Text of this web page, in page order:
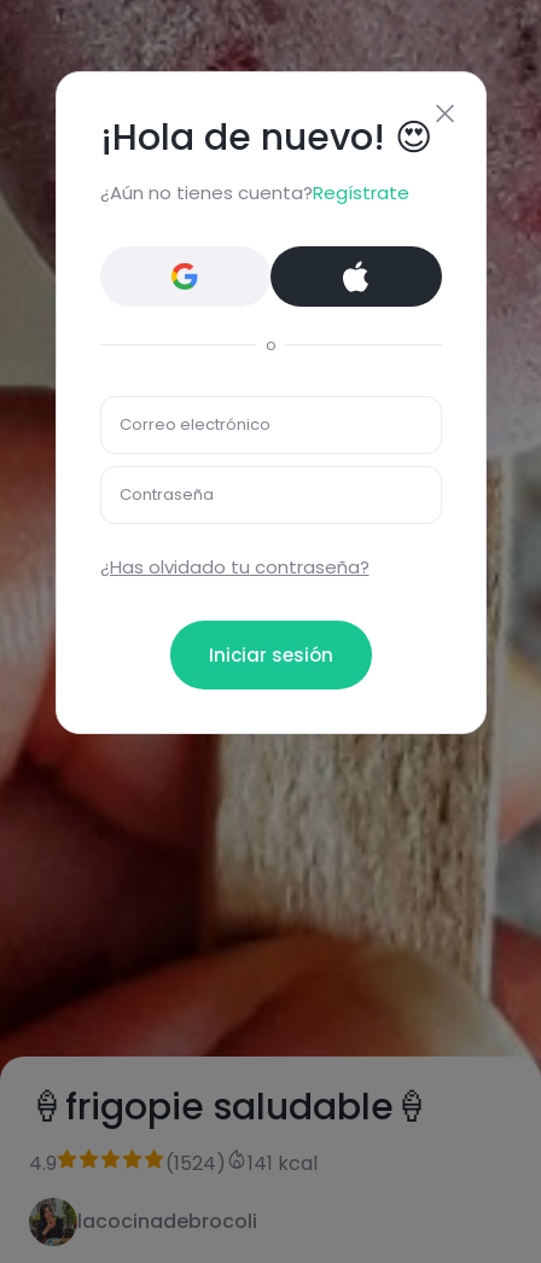
🍦frigopie saludable🍦
4.9 (1524) 141 kcal
lacocinadebrocoli
¡Hola de nuevo! 😍
¿Aún no tienes cuenta?Regístrate
o
Correo electrónico
Contraseña
¿Has olvidado tu contraseña?
Iniciar sesión